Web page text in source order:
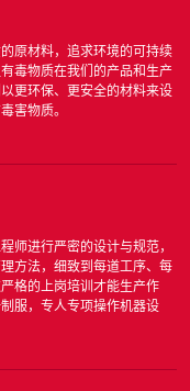
原材料，追求环境的可持续
毒物质在我们的产品和生产
更环保、更安全的材料来设
害物质。
师进行严密的设计与规范，
方法，细致到每道工序、每
格的上岗培训才能生产作
服，专人专项操作机器设